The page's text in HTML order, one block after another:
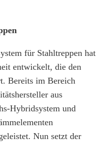
für Stahltreppen hat
entwickelt, die den
Bereits im Bereich
aus
Hybridsystem und
Nun setzt der